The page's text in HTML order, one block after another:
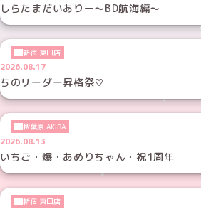
しらたまだいありー～BD航海編～
新宿 東口店
2026.08.17
ちのリーダー昇格祭♡
秋葉原 AKIBA
2026.08.13
いちご・爆・あめりちゃん・祝1周年
新宿 東口店